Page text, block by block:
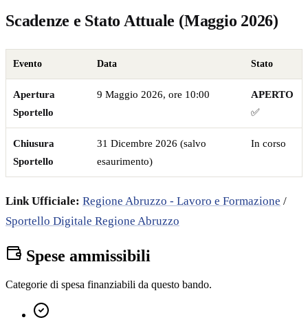
Scadenze e Stato Attuale (Maggio 2026)
Evento Data Stato
Apertura
Sportello
9 Maggio 2026, ore 10:00
APERTO
✅
Chiusura
Sportello
31 Dicembre 2026 (salvo
esaurimento)
In corso
Link Ufficiale: Regione Abruzzo - Lavoro e Formazione /
Sportello Digitale Regione Abruzzo
Spese ammissibili
Categorie di spesa finanziabili da questo bando.